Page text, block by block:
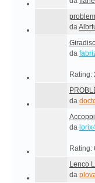
da
da
Rating:
da
da
Rating:
Lenco
da